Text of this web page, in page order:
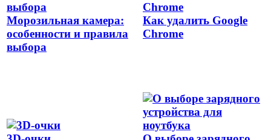
Морозильная камера:
особенности и правила
выбора
Как удалить Google
Chrome